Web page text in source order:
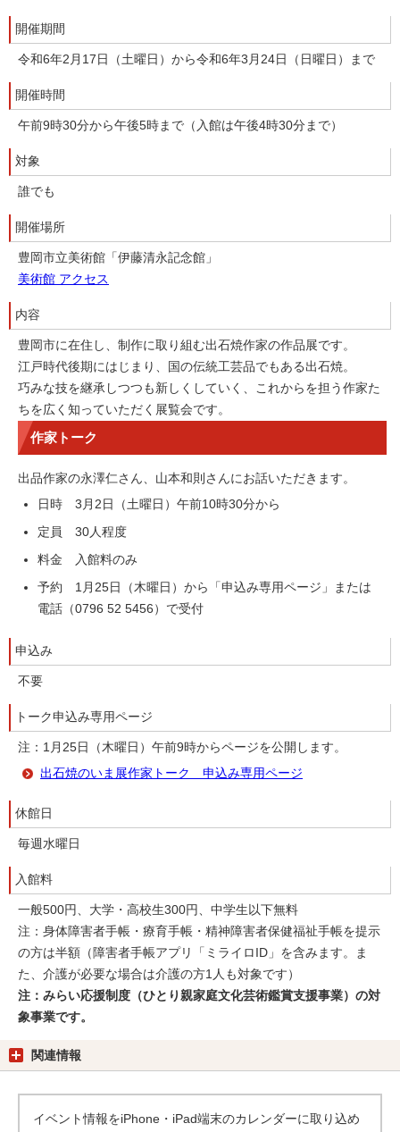
開催期間
令和6年2月17日（土曜日）から令和6年3月24日（日曜日）まで
開催時間
午前9時30分から午後5時まで（入館は午後4時30分まで）
対象
誰でも
開催場所
豊岡市立美術館「伊藤清永記念館」
美術館 アクセス
内容
豊岡市に在住し、制作に取り組む出石焼作家の作品展です。
江戸時代後期にはじまり、国の伝統工芸品でもある出石焼。
巧みな技を継承しつつも新しくしていく、これからを担う作家た
ちを広く知っていただく展覧会です。
作家トーク
出品作家の永澤仁さん、山本和則さんにお話いただきます。
日時 3月2日（土曜日）午前10時30分から
定員 30人程度
料金 入館料のみ
予約 1月25日（木曜日）から「申込み専用ページ」または
電話（0796 52 5456）で受付
申込み
不要
トーク申込み専用ページ
注：1月25日（木曜日）午前9時からページを公開します。
出石焼のいま展作家トーク 申込み専用ページ
休館日
毎週水曜日
入館料
一般500円、大学・高校生300円、中学生以下無料
注：身体障害者手帳・療育手帳・精神障害者保健福祉手帳を提示
の方は半額（障害者手帳アプリ「ミライロID」を含みます。ま
た、介護が必要な場合は介護の方1人も対象です）
注：みらい応援制度（ひとり親家庭文化芸術鑑賞支援事業）の対
象事業です。
関連情報
イベント情報をiPhone・iPad端末のカレンダーに取り込め